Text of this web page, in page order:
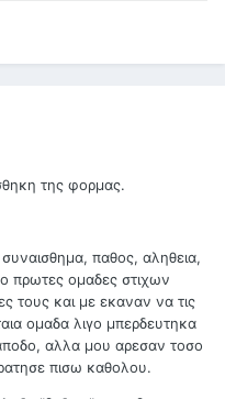
της φορμας.
παθος, αληθεια,
πρωτες ομαδες στιχων
τους και με εκαναν να τις
ομαδα λιγο μπερδευτηκα
αλλα μου αρεσαν τοσο
πισω καθολου.